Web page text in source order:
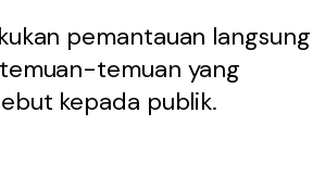
pemantauan langsung
temuan yang
kepada publik.